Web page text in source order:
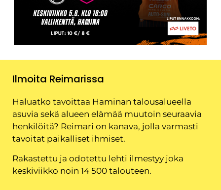
Ilmoita Reimarissa
Haluatko tavoittaa Haminan talousalueella
asuvia sekä alueen elämää muutoin seuraavia
henkilöitä? Reimari on kanava, jolla varmasti
tavoitat paikalliset ihmiset.
Rakastettu ja odotettu lehti ilmestyy joka
keskiviikko noin 14 500 talouteen.